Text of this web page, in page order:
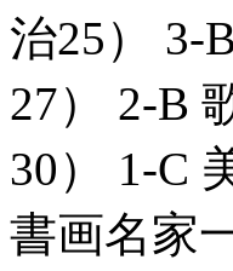
治25） 3-
27） 2-B
30） 1-C
書画名家